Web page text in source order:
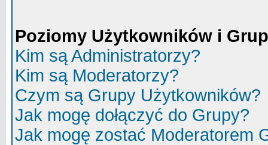
Poziomy Użytkowników i
Kim są Administratorzy?
Kim są Moderatorzy?
Czym są Grupy Użytkowników?
Jak mogę dołączyć do Grupy?
Jak mogę zostać Moderatorem